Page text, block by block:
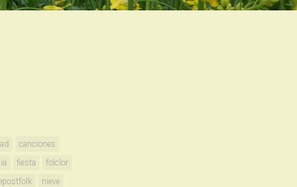
canciones
fiesta
folclor
nieve